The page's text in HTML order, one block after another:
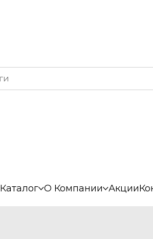
Каталог О Компании Акции